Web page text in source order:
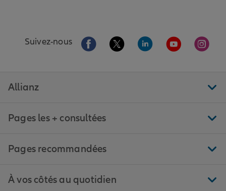
Suivez-nous Aller sur la page Facebook de Allianz
Aller sur la page Twitter de
Aller sur la page
Aller sur la
Aller
Allianz
Pages les + consultées
Pages recommandées
À vos côtés au quotidien